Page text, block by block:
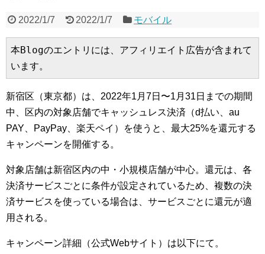
2022/1/7 2022/1/7 モバイル
本Blogのエントリには、アフィリエイト広告が含まれて
います。
新宿区（東京都）は、2022年1月7日〜1月31日までの期間
中、区内の対象店舗でキャッシュレス決済（d払い、au
PAY、PayPay、楽天ペイ）を使うと、最大25%を還元する
キャンペーンを開催する。
対象店舗は新宿区内の中・小規模店舗が中心。還元は、各
決済サービスごとに条件が設定されているため、複数の決
済サービスを使っている場合は、サービスごとに還元が適
用される。
キャンペーン詳細（公式Webサイト）は以下にて。